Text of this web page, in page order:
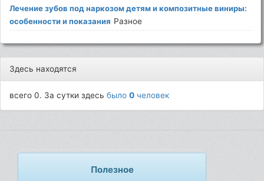
Лечение зубов под наркозом детям и композитные виниры:
особенности и показания Разное
Здесь находятся
всего 0. За сутки здесьбыло0 человек
Полезное